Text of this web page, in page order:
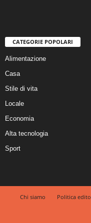
CATEGORIE POPOLARI
Alimentazione
Casa
Stile di vita
Locale
Economia
Alta tecnologia
Sport
Chi siamo Politica